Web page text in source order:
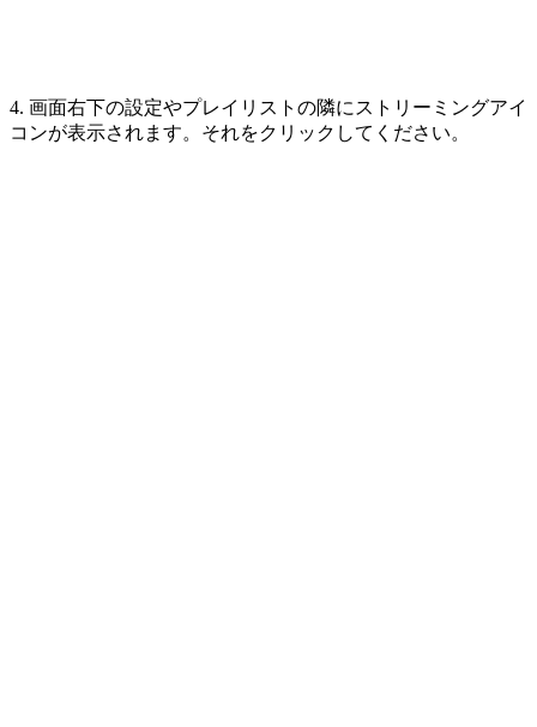
4. 画面右下の設定やプレイリストの隣にストリーミングアイ
コンが表示されます。それをクリックしてください。